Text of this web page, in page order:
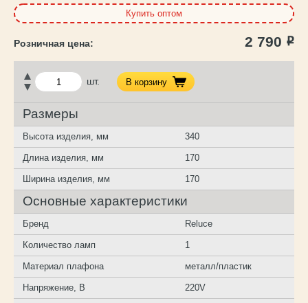
Купить оптом
2 790 Р
шт. В корзину
Размеры
Высота изделия, мм 340
Длина изделия, мм 170
Ширина изделия, мм 170
Основные характеристики
Бренд Reluce
Количество ламп 1
Материал плафона металл/пластик
Напряжение, В 220V